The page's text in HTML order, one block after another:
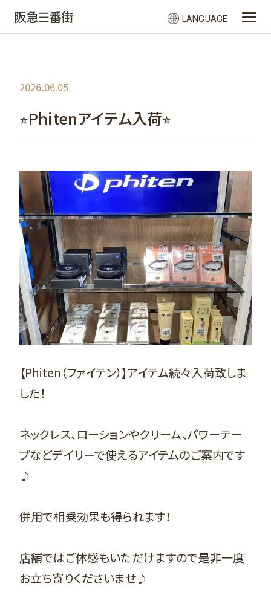
LANGUAGE
2026.06.05
⭐︎Phitenアイテム入荷⭐︎
【Phiten（ファイテン）】アイテム続々入荷致しま
した！
ネックレス、ローションやクリーム、パワーテー
プなどデイリーで使えるアイテムのご案内です
♪
併用で相乗効果も得られます！
店舗ではご体感もいただけますので是非一度
お立ち寄りくださいませ♪